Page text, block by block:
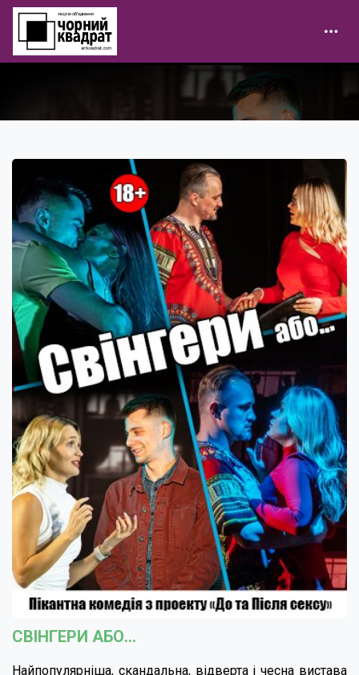
СВІНГЕРИ АБО...
Найпопулярніша, скандальна, відверта і чесна вистава